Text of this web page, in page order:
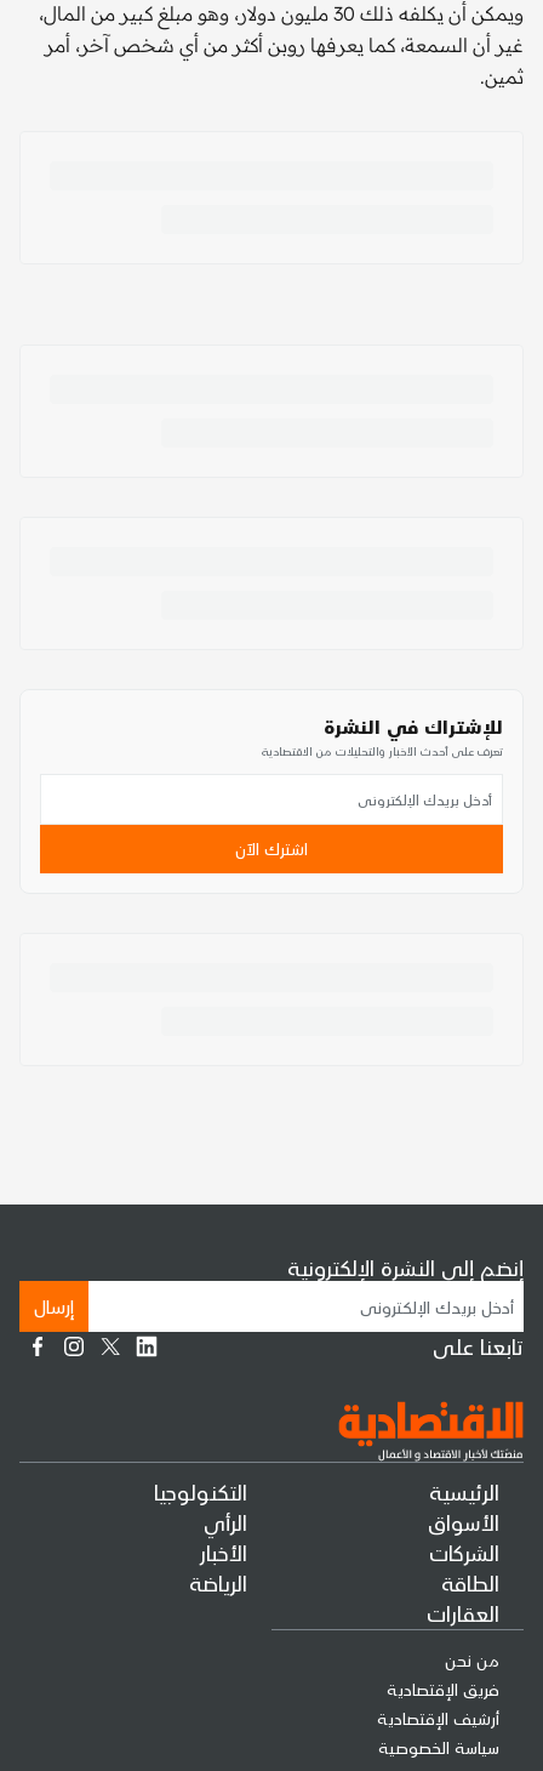
ويمكن أن يكلفه ذلك 30 مليون دولار، وهو مبلغ كبير من المال،
غير أن السمعة، كما يعرفها روبن أكثر من أي شخص آخر، أمر
ثمين.
للإشتراك في النشرة
تعرف على أحدث الأخبار والتحليلات من الاقتصادية
اشترك الآن
الرئيسية
الأسواق
الشركات
الطاقة
العقارات
التكنولوجيا
الرأي
الأخبار
الرياضة
من نحن
فريق الإقتصادية
أرشيف الإقتصادية
سياسة الخصوصية
إنضم إلى النشرة الإلكترونية
إرسال
تابعنا على